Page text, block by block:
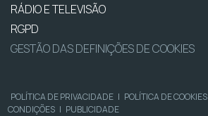
RÁDIO E TELEVISÃO
RGPD
GESTÃO DAS DEFINIÇÕES DE COOKIES
POLÍTICA DE PRIVACIDADE | POLÍTICA DE COOKIES
CONDIÇÕES | PUBLICIDADE